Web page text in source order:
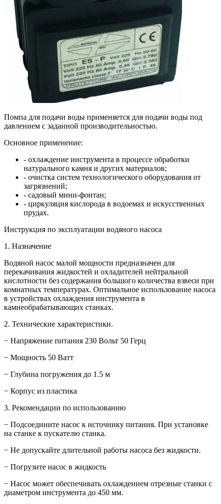
Помпа для подачи воды применяется для подачи воды под
давлением с заданной производительностью.
Основное применение:
- охлаждение инструмента в процессе обработки
натурального камня и других материалов;
- очистка систем технологического оборудования от
загрязнений;
- садовый мини-фонтан;
- циркуляция кислорода в водоемах и искусственных
прудах.
Инструкция по эксплуатации водяного насоса
1. Назначение
Водяной насос малой мощности предназначен для
перекачивания жидкостей и охладителей нейтральной
кислотности без содержания большого количества взвеси при
комнатных температурах. Оптимальное использование насоса
в устройствах охлаждения инструмента в
камнеобрабатывающих станках.
2. Технические характеристики.
− Напряжение питания 230 Вольт 50 Герц
− Мощность 50 Ватт
− Глубина погружения до 1.5 м
− Корпус из пластика
3. Рекомендации по использованию
− Подсоедините насос к источнику питания. При установке
на станке к пускателю станка.
− Не допускайте длительной работы насоса без жидкости.
− Погрузите насос в жидкость
− Насос может обеспечивать охлаждением отрезные станки с
диаметром инструмента до 450 мм.